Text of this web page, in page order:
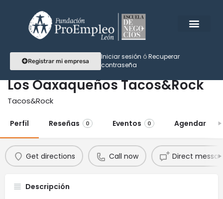
Registrar mi empresa
Iniciar sesión óRecuperar
contraseña
Los Oaxaqueños Tacos&Rock
Tacos&Rock
Perfil Reseñas 0 Eventos 0 Agendar
Get directions Call now Direct
Descripción